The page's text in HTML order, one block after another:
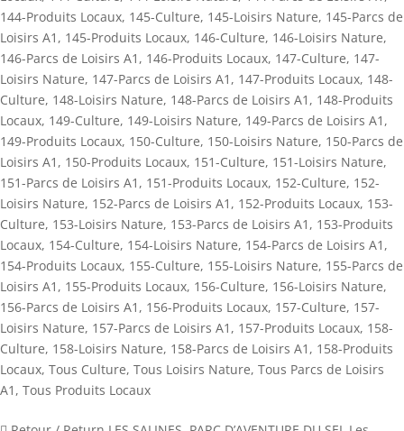
144-Produits Locaux, 145-Culture, 145-Loisirs Nature, 145-Parcs de
Loisirs A1 , 145-Produits Locaux, 146-Culture, 146-Loisirs Nature,
146-Parcs de Loisirs A1 , 146-Produits Locaux, 147-Culture, 147-
Loisirs Nature, 147-Parcs de Loisirs A1 , 147-Produits Locaux, 148-
Culture, 148-Loisirs Nature, 148-Parcs de Loisirs A1 , 148-Produits
Locaux, 149-Culture, 149-Loisirs Nature, 149-Parcs de Loisirs A1 ,
149-Produits Locaux, 150-Culture, 150-Loisirs Nature, 150-Parcs de
Loisirs A1 , 150-Produits Locaux, 151-Culture, 151-Loisirs Nature,
151-Parcs de Loisirs A1 , 151-Produits Locaux, 152-Culture, 152-
Loisirs Nature, 152-Parcs de Loisirs A1 , 152-Produits Locaux, 153-
Culture, 153-Loisirs Nature, 153-Parcs de Loisirs A1 , 153-Produits
Locaux, 154-Culture, 154-Loisirs Nature, 154-Parcs de Loisirs A1 ,
154-Produits Locaux, 155-Culture, 155-Loisirs Nature, 155-Parcs de
Loisirs A1 , 155-Produits Locaux, 156-Culture, 156-Loisirs Nature,
156-Parcs de Loisirs A1 , 156-Produits Locaux, 157-Culture, 157-
Loisirs Nature, 157-Parcs de Loisirs A1 , 157-Produits Locaux, 158-
Culture, 158-Loisirs Nature, 158-Parcs de Loisirs A1 , 158-Produits
Locaux, Tous Culture, Tous Loisirs Nature, Tous Parcs de Loisirs
A1 , Tous Produits Locaux